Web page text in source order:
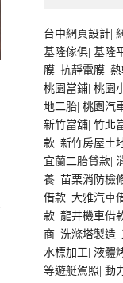
台中網頁設計 |
基隆傢俱 |基隆
膜 |抗靜電膜 |
桃園當鋪 |桃園
地二胎 |桃園汽
新竹當舖 |竹北
款 |新竹房屋土
宜蘭二胎貸款 |
養 |苗栗消防檢
借款 |大雅汽車
款 |龍井機車借
商 洗滌塔製造
水標加工 |液體
等遊艇駕照 |動